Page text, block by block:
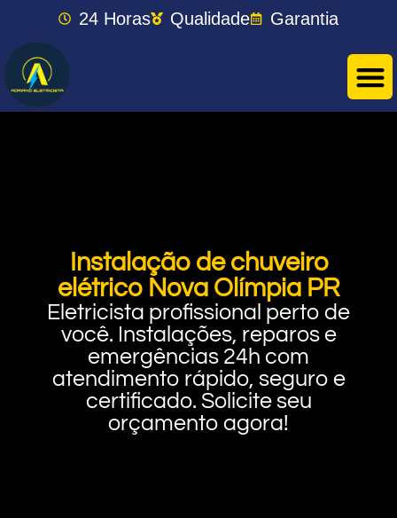
24 Horas Qualidade Garantia
Instalação de chuveiro
elétrico Nova Olímpia PR
Eletricista profissional perto de
você. Instalações, reparos e
emergências 24h com
atendimento rápido, seguro e
certificado. Solicite seu
orçamento agora!